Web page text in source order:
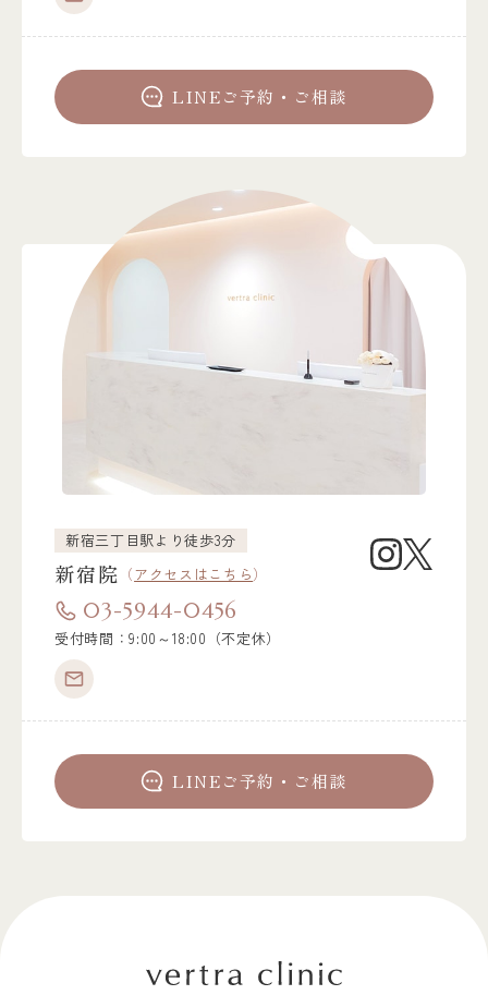
LINEご予約・ご相談
新宿三丁目駅より徒歩3分
新宿院 （アクセスはこちら）
03-5944-0456
受付時間：9:00～18:00（不定休）
LINEご予約・ご相談